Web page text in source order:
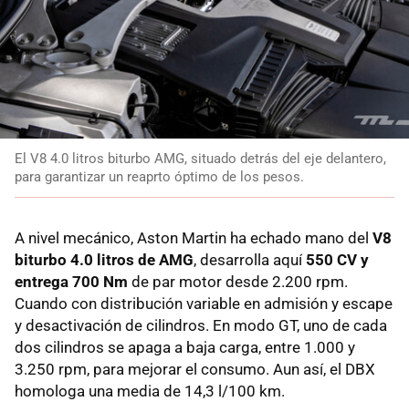
El V8 4.0 litros biturbo AMG, situado detrás del eje delantero,
para garantizar un reaprto óptimo de los pesos.
A nivel mecánico, Aston Martin ha echado mano del V8
biturbo 4.0 litros de AMG, desarrolla aquí 550 CV y
entrega 700 Nm de par motor desde 2.200 rpm.
Cuando con distribución variable en admisión y escape
y desactivación de cilindros. En modo GT, uno de cada
dos cilindros se apaga a baja carga, entre 1.000 y
3.250 rpm, para mejorar el consumo. Aun así, el DBX
homologa una media de 14,3 l/100 km.